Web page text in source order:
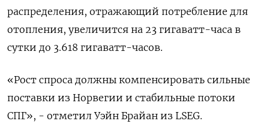
распределения, отражающий потребление для
отопления, увеличится на 23 гигаватт-часа в
сутки до 3.618 гигаватт-часов.
«Рост спроса должны компенсировать сильные
поставки из Норвегии и стабильные потоки
СПГ», - отметил Уэйн Брайан из LSEG.